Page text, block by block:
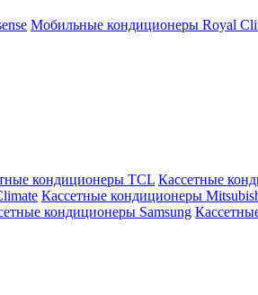
Мобильные кондиционеры Royal
кондиционеры TCL Кассетные
Кассетные кондиционеры
кондиционеры Samsung